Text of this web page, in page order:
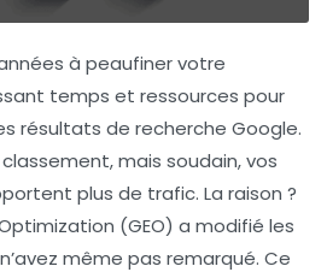
à peaufiner votre
temps et ressources pour
résultats de recherche Google.
mais soudain, vos
plus de trafic. La raison ?
(GEO) a modifié les
même pas remarqué. Ce